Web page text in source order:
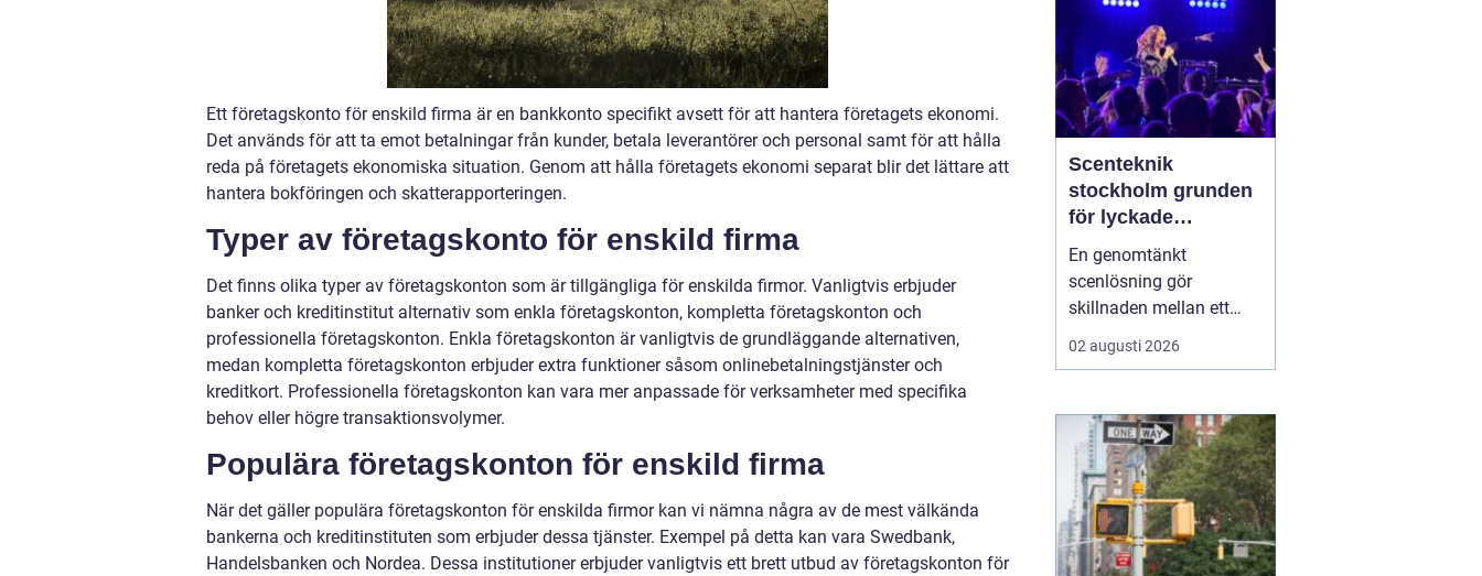
Ett företagskonto för enskild firma är en bankkonto specifikt avsett för att hantera företagets ekonomi.
Det används för att ta emot betalningar från kunder, betala leverantörer och personal samt för att hålla
reda på företagets ekonomiska situation. Genom att hålla företagets ekonomi separat blir det lättare att
hantera bokföringen och skatterapporteringen.
Typer av företagskonto för enskild firma
Det finns olika typer av företagskonton som är tillgängliga för enskilda firmor. Vanligtvis erbjuder
banker och kreditinstitut alternativ som enkla företagskonton, kompletta företagskonton och
professionella företagskonton. Enkla företagskonton är vanligtvis de grundläggande alternativen,
medan kompletta företagskonton erbjuder extra funktioner såsom onlinebetalningstjänster och
kreditkort. Professionella företagskonton kan vara mer anpassade för verksamheter med specifika
behov eller högre transaktionsvolymer.
Populära företagskonton för enskild firma
När det gäller populära företagskonton för enskilda firmor kan vi nämna några av de mest välkända
bankerna och kreditinstituten som erbjuder dessa tjänster. Exempel på detta kan vara Swedbank,
Handelsbanken och Nordea. Dessa institutioner erbjuder vanligtvis ett brett utbud av företagskonton för
Scenteknik
stockholm grunden
för lyckade
evenemang
En genomtänkt
scenlösning gör
skillnaden mellan ett
evenemang som känns
trevande och ett som
publiken. När ljud, ljus,
bild och scenbyggnation
samspelar skapas fokus,
energi och trygghet både
för publiken och för dem
på scen. I ...
02 augusti 2026